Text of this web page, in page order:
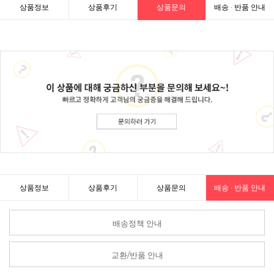
상품정보 상품후기 상품문의 배송 · 반품 안내
상품정보 상품후기 상품문의 배송 · 반품 안내
배송정책 안내
교환/반품 안내